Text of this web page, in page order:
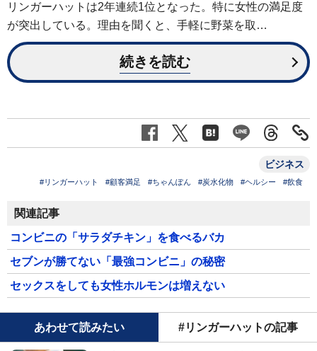
リンガーハットは2年連続1位となった。特に女性の満足度
が突出している。理由を聞くと、手軽に野菜を取…
続きを読む
ビジネス
#リンガーハット #顧客満足 #ちゃんぽん #炭水化物 #ヘルシー #飲食
関連記事
コンビニの「サラダチキン」を食べるバカ
セブンが勝てない「最強コンビニ」の秘密
セックスをしても女性ホルモンは増えない
あわせて読みたい #リンガーハットの記事